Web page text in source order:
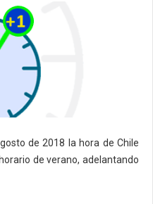
de 2018 la hora de Chile
de verano, adelantando